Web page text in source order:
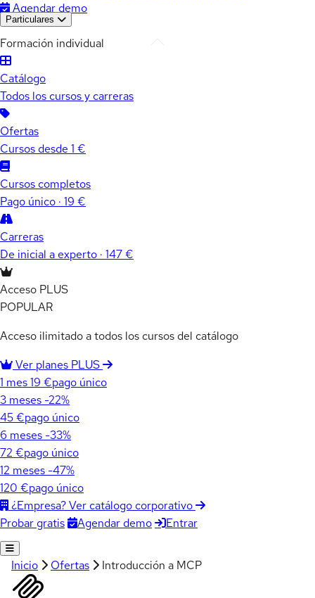
Agendar demo
Particulares
Formación individual
Catálogo
Todos los cursos y carreras
Ofertas
Cursos desde 1 €
Cursos completos
Pago único · 19 €
Carreras
De inicial a experto · 147 €
Acceso PLUS
POPULAR
Acceso ilimitado a todos los cursos del catálogo
Ver planes PLUS
1 mes19 €pago único
3 meses -22%
45 €pago único
6 meses -33%
72 €pago único
12 meses -47%
120 €pago único
¿Empresa? Ver catálogo corporativo
Probar gratis
Agendar demo Entrar
Inicio Ofertas Introducción a MCP